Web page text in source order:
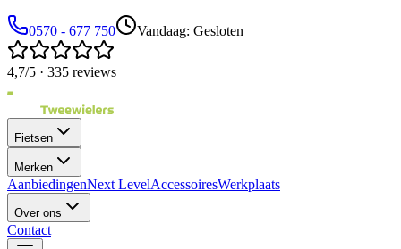
0570 - 677 750 Vandaag: Gesloten
4,7/5 · 335 reviews
Fietsen
Merken
AanbiedingenNext LevelAccessoiresWerkplaats
Over ons
Contact